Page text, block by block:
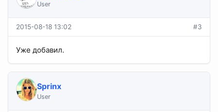
User
2015-08-18 13:02 #3
Уже добавил.
Sprinx
User